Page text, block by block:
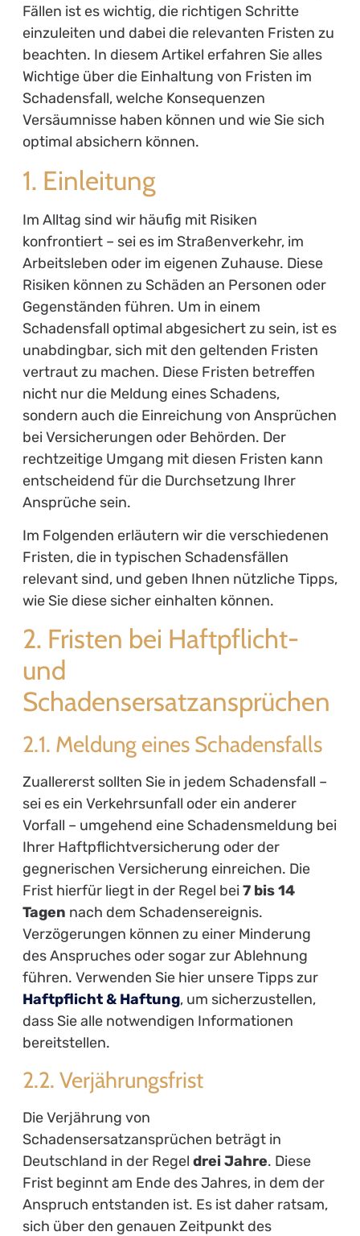
Fällen ist es wichtig, die richtigen Schritte
einzuleiten und dabei die relevanten Fristen zu
beachten. In diesem Artikel erfahren Sie alles
Wichtige über die Einhaltung von Fristen im
Schadensfall, welche Konsequenzen
Versäumnisse haben können und wie Sie sich
optimal absichern können.
1. Einleitung
Im Alltag sind wir häufig mit Risiken
konfrontiert – sei es im Straßenverkehr, im
Arbeitsleben oder im eigenen Zuhause. Diese
Risiken können zu Schäden an Personen oder
Gegenständen führen. Um in einem
Schadensfall optimal abgesichert zu sein, ist es
unabdingbar, sich mit den geltenden Fristen
vertraut zu machen. Diese Fristen betreffen
nicht nur die Meldung eines Schadens,
sondern auch die Einreichung von Ansprüchen
bei Versicherungen oder Behörden. Der
rechtzeitige Umgang mit diesen Fristen kann
entscheidend für die Durchsetzung Ihrer
Ansprüche sein.
Im Folgenden erläutern wir die verschiedenen
Fristen, die in typischen Schadensfällen
relevant sind, und geben Ihnen nützliche Tipps,
wie Sie diese sicher einhalten können.
2. Fristen bei Haftpflicht-
und
Schadensersatzansprüchen
2.1. Meldung eines Schadensfalls
Zuallererst sollten Sie in jedem Schadensfall –
sei es ein Verkehrsunfall oder ein anderer
Vorfall – umgehend eine Schadensmeldung bei
Ihrer Haftpflichtversicherung oder der
gegnerischen Versicherung einreichen. Die
Frist hierfür liegt in der Regel bei 7 bis 14
Tagen nach dem Schadensereignis.
Verzögerungen können zu einer Minderung
des Anspruches oder sogar zur Ablehnung
führen. Verwenden Sie hier unsere Tipps zur
Haftpflicht & Haftung, um sicherzustellen,
dass Sie alle notwendigen Informationen
bereitstellen.
2.2. Verjährungsfrist
Die Verjährung von
Schadensersatzansprüchen beträgt in
Deutschland in der Regel drei Jahre. Diese
Frist beginnt am Ende des Jahres, in dem der
Anspruch entstanden ist. Es ist daher ratsam,
sich über den genauen Zeitpunkt des